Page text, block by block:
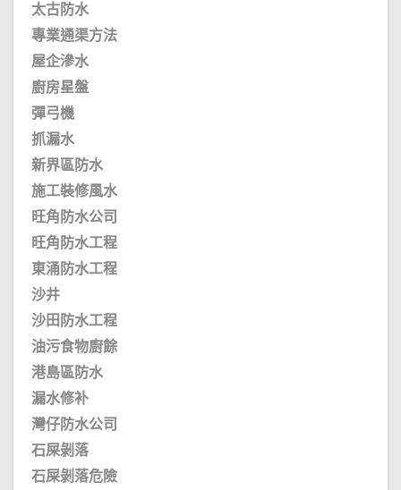
太古防水
專業通渠方法
屋企滲水
廚房星盤
彈弓機
抓漏水
新界區防水
施工裝修風水
旺角防水公司
旺角防水工程
東涌防水工程
沙井
沙田防水工程
油污食物廚餘
港島區防水
漏水修补
灣仔防水公司
石屎剝落
石屎剝落危險